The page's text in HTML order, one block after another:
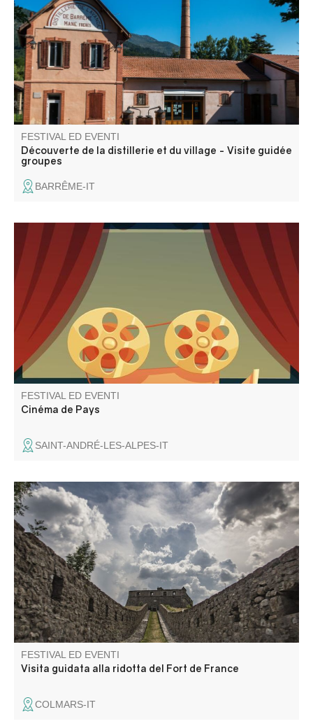
mediazione culturale e scoperta del territorio.
FESTIVAL ED EVENTI
Découverte de la distillerie et du village - Visite guidée
groupes
BARRÊME-IT
Le Cinéma de Pays vous propose 2 séances : à 18h30
Walter Lapin et à 21h Chers Parents
FESTIVAL ED EVENTI
Cinéma de Pays
SAINT-ANDRÉ-LES-ALPES-IT
Questo tour approfondito della storia delle fortificazioni vi
aiuterà a capire (e ad accedere!) a questo sito,
solitamente chiuso al pubblico.
FESTIVAL ED EVENTI
Visita guidata alla ridotta del Fort de France
COLMARS-IT